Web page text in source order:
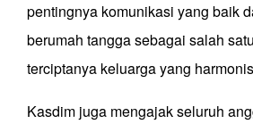
pentingnya komunikasi yang baik
berumah tangga sebagai salah
terciptanya keluarga yang
Kasdim juga mengajak seluruh